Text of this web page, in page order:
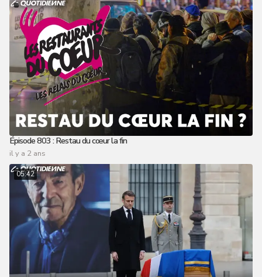
Épisode 803 : Restau du cœur la fin
il y a 2 ans
05:42